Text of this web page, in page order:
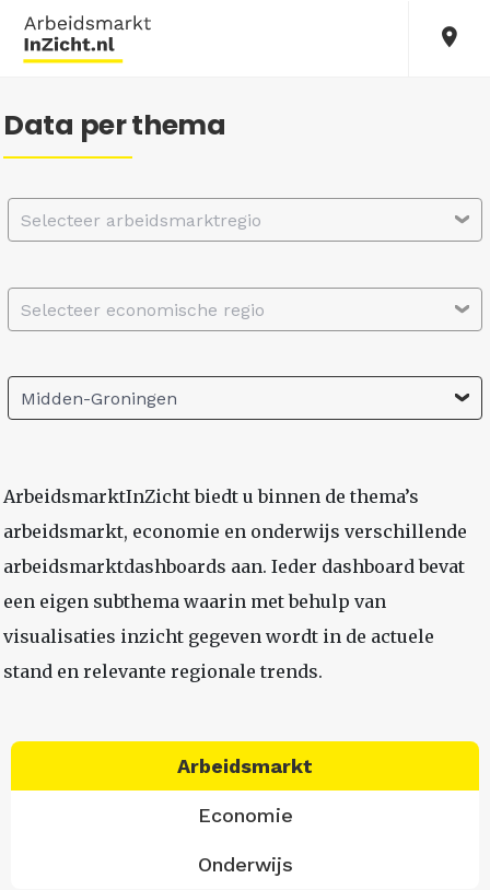
Data per thema
Selecteer arbeidsmarktregio
Selecteer economische regio
Midden-Groningen
ArbeidsmarktInZicht biedt u binnen de thema’s
arbeidsmarkt, economie en onderwijs verschillende
arbeidsmarktdashboards aan. Ieder dashboard bevat
een eigen subthema waarin met behulp van
visualisaties inzicht gegeven wordt in de actuele
stand en relevante regionale trends.
Arbeidsmarkt
Economie
Onderwijs